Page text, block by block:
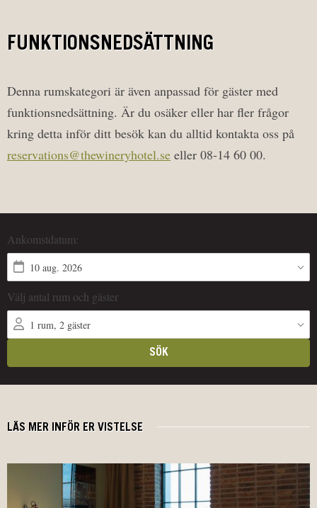
FUNKTIONSNEDSÄTTNING
Denna rumskategori är även anpassad för gäster med
funktionsnedsättning. Är du osäker eller har fler frågor
kring detta inför ditt besök kan du alltid kontakta oss på
reservations@thewineryhotel.se eller 08-14 60 00.
LÄS MER INFÖR ER VISTELSE